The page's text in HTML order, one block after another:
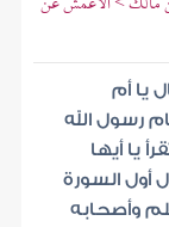
يا أم
رسول الله
يا أيها
أول السورة
وأصحابه